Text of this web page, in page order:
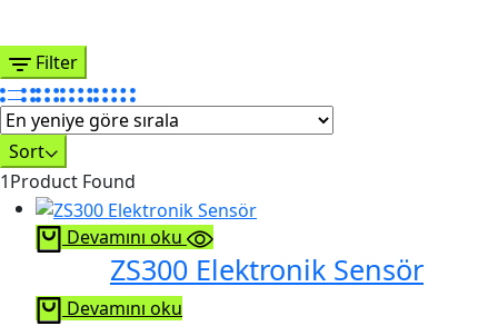
Filter
Sort
1Product Found
Devamını oku
ZS300 Elektronik Sensör
Devamını oku